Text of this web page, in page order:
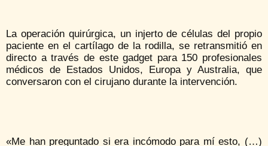
La operación quirúrgica, un injerto de células del propio
paciente en el cartílago de la rodilla, se retransmitió en
directo a través de este gadget para 150 profesionales
médicos de Estados Unidos, Europa y Australia, que
conversaron con el cirujano durante la intervención.
«Me han preguntado si era incómodo para mí esto, (…)